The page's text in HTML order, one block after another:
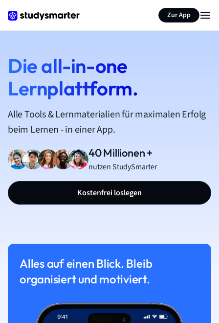
Zur App
Die all-in-one
Lernplattform.
Alle Tools & Lernmaterialien für maximalen Erfolg
beim Lernen - in einer App.
40 Millionen +
nutzen StudySmarter
Kostenfrei loslegen
Alles auf einen Blick. Bleib
organisiert und motiviert.